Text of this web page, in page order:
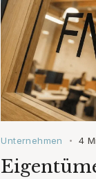
Unternehmen • 4